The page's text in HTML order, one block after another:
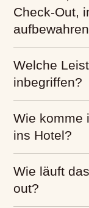
Check-Out,
Welche
inbegriffen?
Wie komme
ins Hotel?
Wie läuft
out?